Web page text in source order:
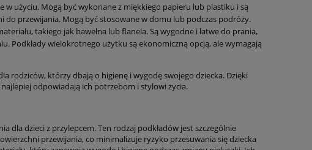
w użyciu. Mogą być wykonane z miękkiego papieru lub plastiku i są
przewijania. Mogą być stosowane w domu lub podczas podróży.
takiego jak bawełna lub flanela. Są wygodne i łatwe do prania,
Podkłady wielokrotnego użytku są ekonomiczną opcją, ale wymagają
rodziców, którzy dbają o higienę i wygodę swojego dziecka. Dzięki
odpowiadają ich potrzebom i stylowi życia.
dla dzieci z przylepcem. Ten rodzaj podkładów jest szczególnie
przewijania, co minimalizuje ryzyko przesuwania się dziecka